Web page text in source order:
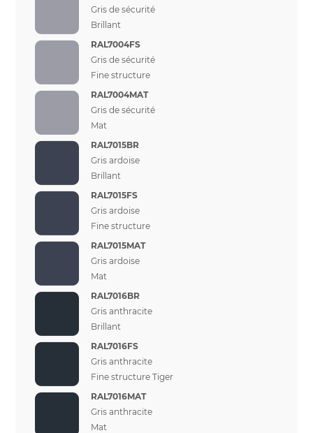
Gris de sécurité
Brillant
RAL7004FS
Gris de sécurité
Fine structure
RAL7004MAT
Gris de sécurité
Mat
RAL7015BR
Gris ardoise
Brillant
RAL7015FS
Gris ardoise
Fine structure
RAL7015MAT
Gris ardoise
Mat
RAL7016BR
Gris anthracite
Brillant
RAL7016FS
Gris anthracite
Fine structure Tiger
RAL7016MAT
Gris anthracite
Mat